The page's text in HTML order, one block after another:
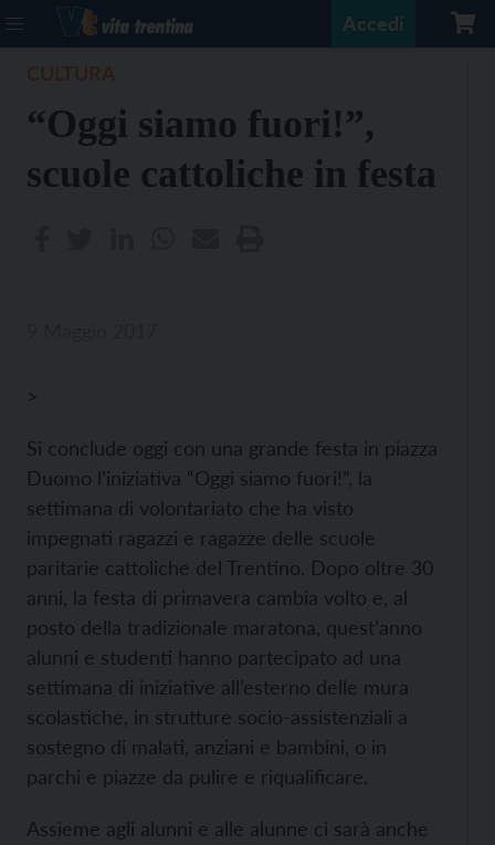
Accedi
“Oggi siamo fuori!”,
scuole cattoliche in festa
>
Si conclude oggi con una grande festa in piazza
Duomo l’iniziativa “Oggi siamo fuori!”, la
settimana di volontariato che ha visto
impegnati ragazzi e ragazze delle scuole
paritarie cattoliche del Trentino. Dopo oltre 30
anni, la festa di primavera cambia volto e, al
posto della tradizionale maratona, quest’anno
alunni e studenti hanno partecipato ad una
settimana di iniziative all’esterno delle mura
scolastiche, in strutture socio-assistenziali a
sostegno di malati, anziani e bambini, o in
parchi e piazze da pulire e riqualificare.
Assieme agli alunni e alle alunne ci sarà anche